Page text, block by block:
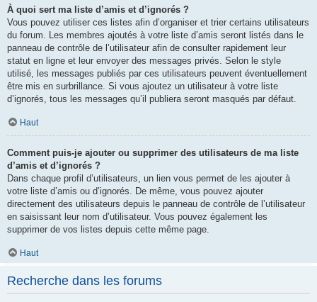
À quoi sert ma liste d’amis et d’ignorés ?
Vous pouvez utiliser ces listes afin d’organiser et trier certains utilisateurs
du forum. Les membres ajoutés à votre liste d’amis seront listés dans le
panneau de contrôle de l’utilisateur afin de consulter rapidement leur
statut en ligne et leur envoyer des messages privés. Selon le style
utilisé, les messages publiés par ces utilisateurs peuvent éventuellement
être mis en surbrillance. Si vous ajoutez un utilisateur à votre liste
d’ignorés, tous les messages qu’il publiera seront masqués par défaut.
Haut
Comment puis-je ajouter ou supprimer des utilisateurs de ma liste
d’amis et d’ignorés ?
Dans chaque profil d’utilisateurs, un lien vous permet de les ajouter à
votre liste d’amis ou d’ignorés. De même, vous pouvez ajouter
directement des utilisateurs depuis le panneau de contrôle de l’utilisateur
en saisissant leur nom d’utilisateur. Vous pouvez également les
supprimer de vos listes depuis cette même page.
Haut
Recherche dans les forums